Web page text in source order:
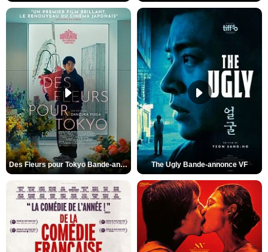
Des Fleurs pour Tokyo Bande-annonce VO STFR The Ugly Bande-annonce VF